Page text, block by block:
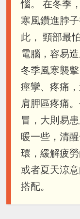
惱。 在冬季
寒風鑽進脖
此， 頸部最
電腦，容易
冬季風寒襲
痙攣、疼痛
肩胛區疼痛
冒，大則易
暖一些，清
環，緩解疲
或者夏天涼
搭配。